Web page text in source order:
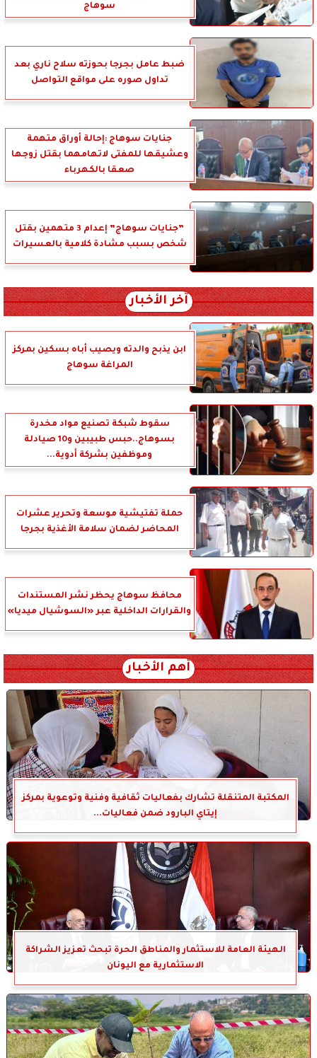
سوهاج
ضبط عامل بجرجا بحوزته سلاح ناري بعد
تداول صوره على مواقع التواصل
جنايات سوهاج :إحالة أوراق متهمة
وعشيقها للمفتى لاتهامهما بقتل زوجها
صعقا بالكهرباء
”جنايات سوهاج” إعدام 3 متهمين بقتل
شخص بسبب مشادة كلامية بالعسيرات
آخر الأخبار
ابن يذبح والدته ويصيب أباه بسكين بمركز
المراغة سوهاج
سقوط شبكة تصنيع مواد مخدرة
بسوهاج..حبس طبيبين و10 صيادلة
وموظفين بشركة أدوية...
حملة تفتيشية موسعة وتحرير عشرات
المحاضر لضمان سلامة الأغذية بجرجا
محافظ سوهاج يحظر نشر المستندات
والقرارات الداخلية عبر «السوشيال ميديا»
أهم الأخبار
المكتبة المتنقلة تشارك بفعاليات ثقافية وفنية وتوعوية بمركز
إيتاي البارود ضمن فعاليات...
الهيئة العامة للاستثمار والمناطق الحرة تبحث تعزيز الشراكة
الاستثمارية مع اليونان